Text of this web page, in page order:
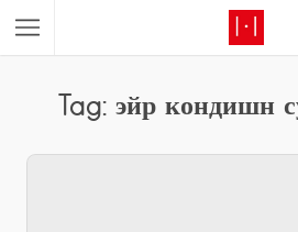
Tag: эйр кондишн